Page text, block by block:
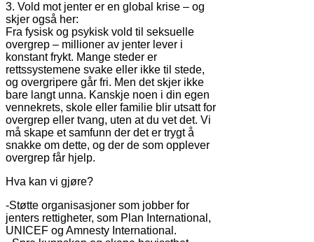
3. Vold mot jenter er en global krise – og
skjer også her:
Fra fysisk og psykisk vold til seksuelle
overgrep – millioner av jenter lever i
konstant frykt. Mange steder er
rettssystemene svake eller ikke til stede,
og overgripere går fri. Men det skjer ikke
bare langt unna. Kanskje noen i din egen
vennekrets, skole eller familie blir utsatt for
overgrep eller tvang, uten at du vet det. Vi
må skape et samfunn der det er trygt å
snakke om dette, og der de som opplever
overgrep får hjelp.
Hva kan vi gjøre?
-Støtte organisasjoner som jobber for
jenters rettigheter, som Plan International,
UNICEF og Amnesty International.